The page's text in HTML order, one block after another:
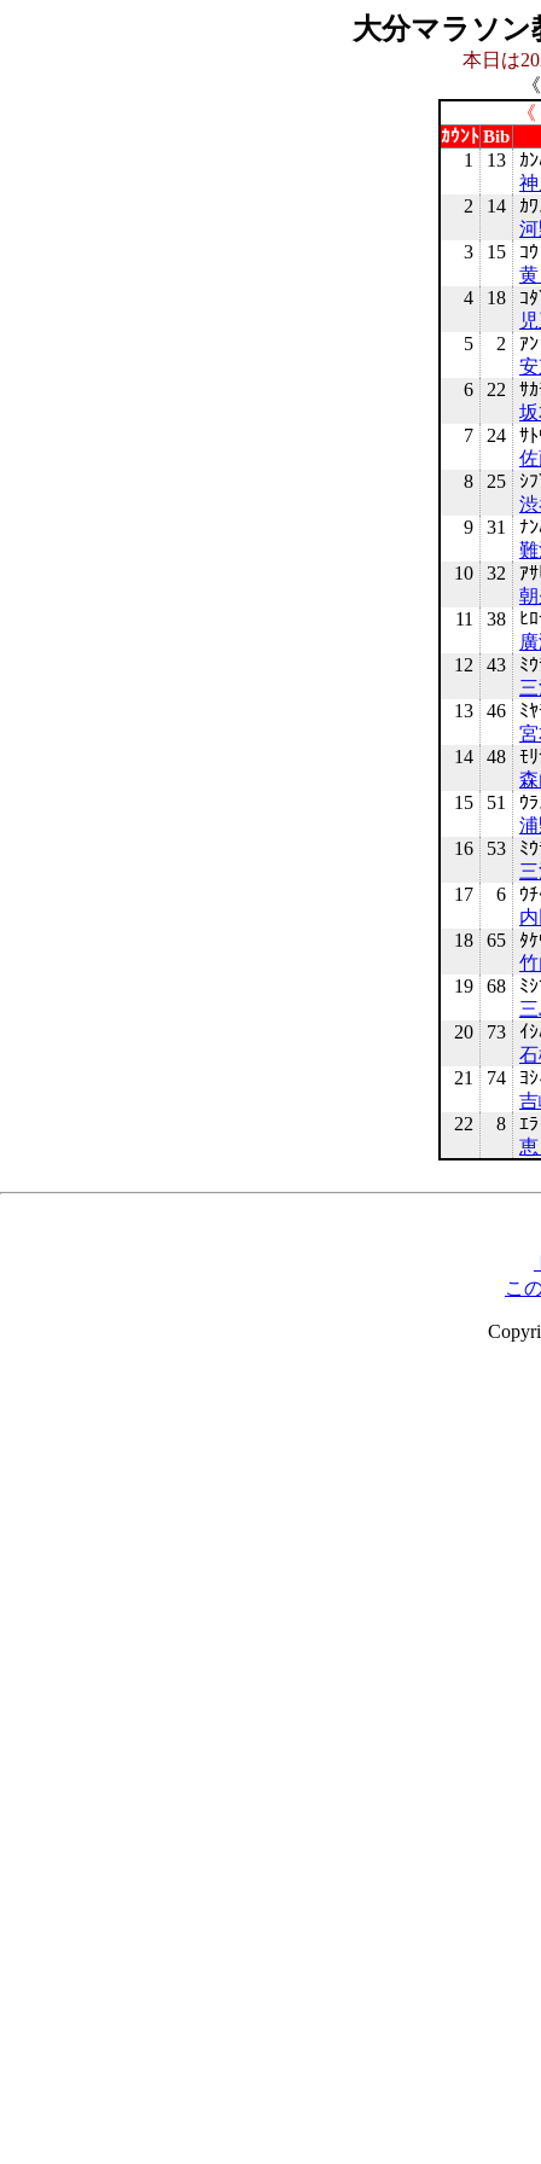
大分マラソ
本日は
ｶｳﾝﾄBib
1 13
ｶ
2
14
ｶ
3
15
ｺ
4
18
ｺ
5
2
ｱ
6
22
ｻ
7
24
ｻ
8
25
ｼ
9
31
ﾅ
10
32
ｱ
11
38
ﾋ
12
43
ﾐ
13
46
ﾐ
14
48
ﾓ
15
51
ｳ
16
53
ﾐ
17
6
ｳ
18
65
ﾀ
19
68
ﾐ
20
73
ｲ
21
74
ﾖ
22
8
ｴ
こ